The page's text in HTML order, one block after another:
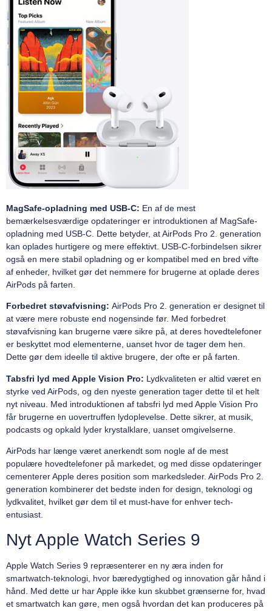
MagSafe-opladning med USB-C: En af de mest
bemærkelsesværdige opdateringer er introduktionen af MagSafe-
opladning med USB-C. Dette betyder, at AirPods Pro 2. generation
kan oplades hurtigere og mere effektivt. USB-C-forbindelsen sikrer
også en mere stabil opladning og er kompatibel med en bred vifte
af enheder, hvilket gør det nemmere for brugerne at oplade deres
AirPods på farten.
Forbedret støvafvisning: AirPods Pro 2. generation er designet til
at være mere robuste end nogensinde før. Med forbedret
støvafvisning kan brugerne være sikre på, at deres hovedtelefoner
er beskyttet mod elementerne, uanset hvor de tager dem hen.
Dette gør dem ideelle til aktive brugere, der ofte er på farten.
Tabsfri lyd med Apple Vision Pro: Lydkvaliteten er altid været en
styrke ved AirPods, og den nyeste generation tager dette til et helt
nyt niveau. Med introduktionen af tabsfri lyd med Apple Vision Pro
får brugerne en uovertruffen lydoplevelse. Dette sikrer, at musik,
podcasts og opkald lyder krystalklare, uanset omgivelserne.
AirPods har længe været anerkendt som nogle af de mest
populære hovedtelefoner på markedet, og med disse opdateringer
cementerer Apple deres position som markedsleder. AirPods Pro 2.
generation kombinerer det bedste inden for design, teknologi og
lydkvalitet, hvilket gør dem til et must-have for enhver tech-
entusiast.
Nyt Apple Watch Series 9
Apple Watch Series 9 repræsenterer en ny æra inden for
smartwatch-teknologi, hvor bæredygtighed og innovation går hånd i
hånd. Med dette ur har Apple ikke kun skubbet grænserne for, hvad
et smartwatch kan gøre, men også hvordan det kan produceres på